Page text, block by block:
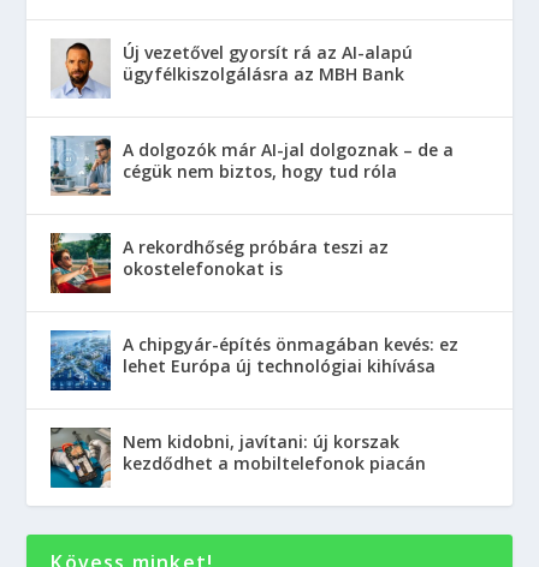
Új vezetővel gyorsít rá az AI-alapú
ügyfélkiszolgálásra az MBH Bank
A dolgozók már AI-jal dolgoznak – de a
cégük nem biztos, hogy tud róla
A rekordhőség próbára teszi az
okostelefonokat is
A chipgyár-építés önmagában kevés: ez
lehet Európa új technológiai kihívása
Nem kidobni, javítani: új korszak
kezdődhet a mobiltelefonok piacán